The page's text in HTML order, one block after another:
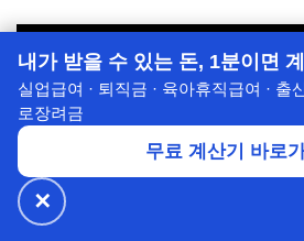
내가 받을 수 있는 돈, 1분이면
실업급여 · 퇴직금 · 육아휴직급여 · 출
로장려금
무료 계산기 바로
✕
🔥 넷플릭스·디즈니+
⭐ 7년의 신뢰